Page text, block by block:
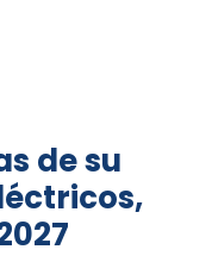
de su